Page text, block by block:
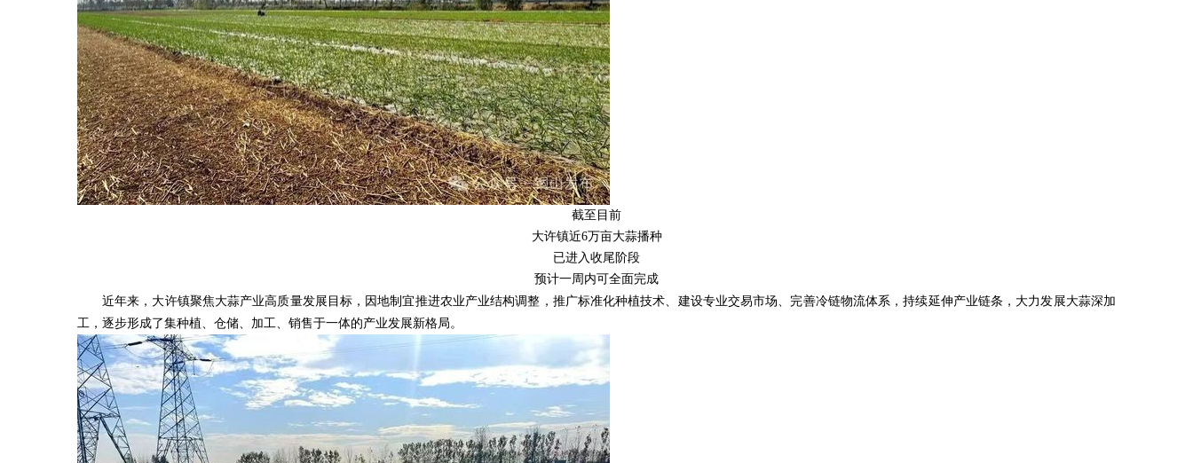
截至目前
大许镇近6万亩大蒜播种
已进入收尾阶段
预计一周内可全面完成
近年来，大许镇聚焦大蒜产业高质量发展目标，因地制宜推进农业产业结构调整，推广标准化种植技术、建设专业交易市场、完善冷链物流体系，持续延伸产业链条，大力发展大蒜深加
工，逐步形成了集种植、仓储、加工、销售于一体的产业发展新格局。